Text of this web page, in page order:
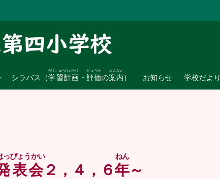
シラバス（学習計画
がくしゅうけいかく
・ 評価
ひょうか
の案内
あんない
） お知らせ 学校だより
2026年度
表会
っぴょうかい
２，４，６年
ねん
～